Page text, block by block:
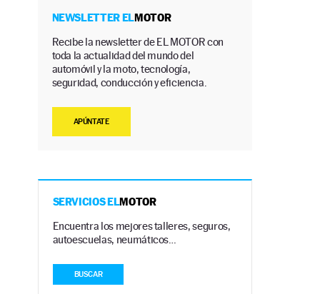
NEWSLETTER ELMOTOR
Recibe la newsletter de EL MOTOR con
toda la actualidad del mundo del
automóvil y la moto, tecnología,
seguridad, conducción y eficiencia.
APÚNTATE
SERVICIOS ELMOTOR
Encuentra los mejores talleres, seguros,
autoescuelas, neumáticos…
BUSCAR